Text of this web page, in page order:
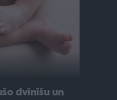
dvīnīšu un